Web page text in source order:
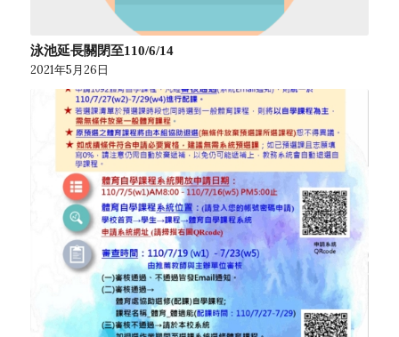
泳池延長關閉至110/6/14
2021年5月26日